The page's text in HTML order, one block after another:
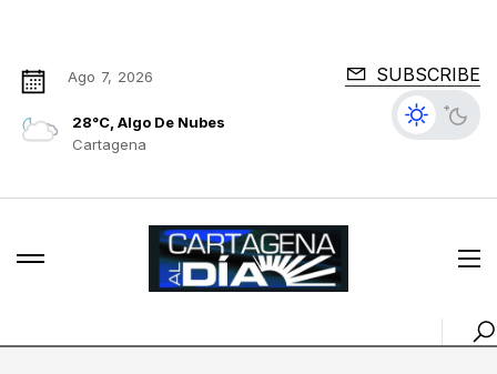
Ago 7, 2026
28°C, Algo De Nubes
Cartagena
SUBSCRIBE